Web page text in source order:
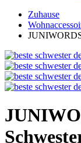
Zuhause